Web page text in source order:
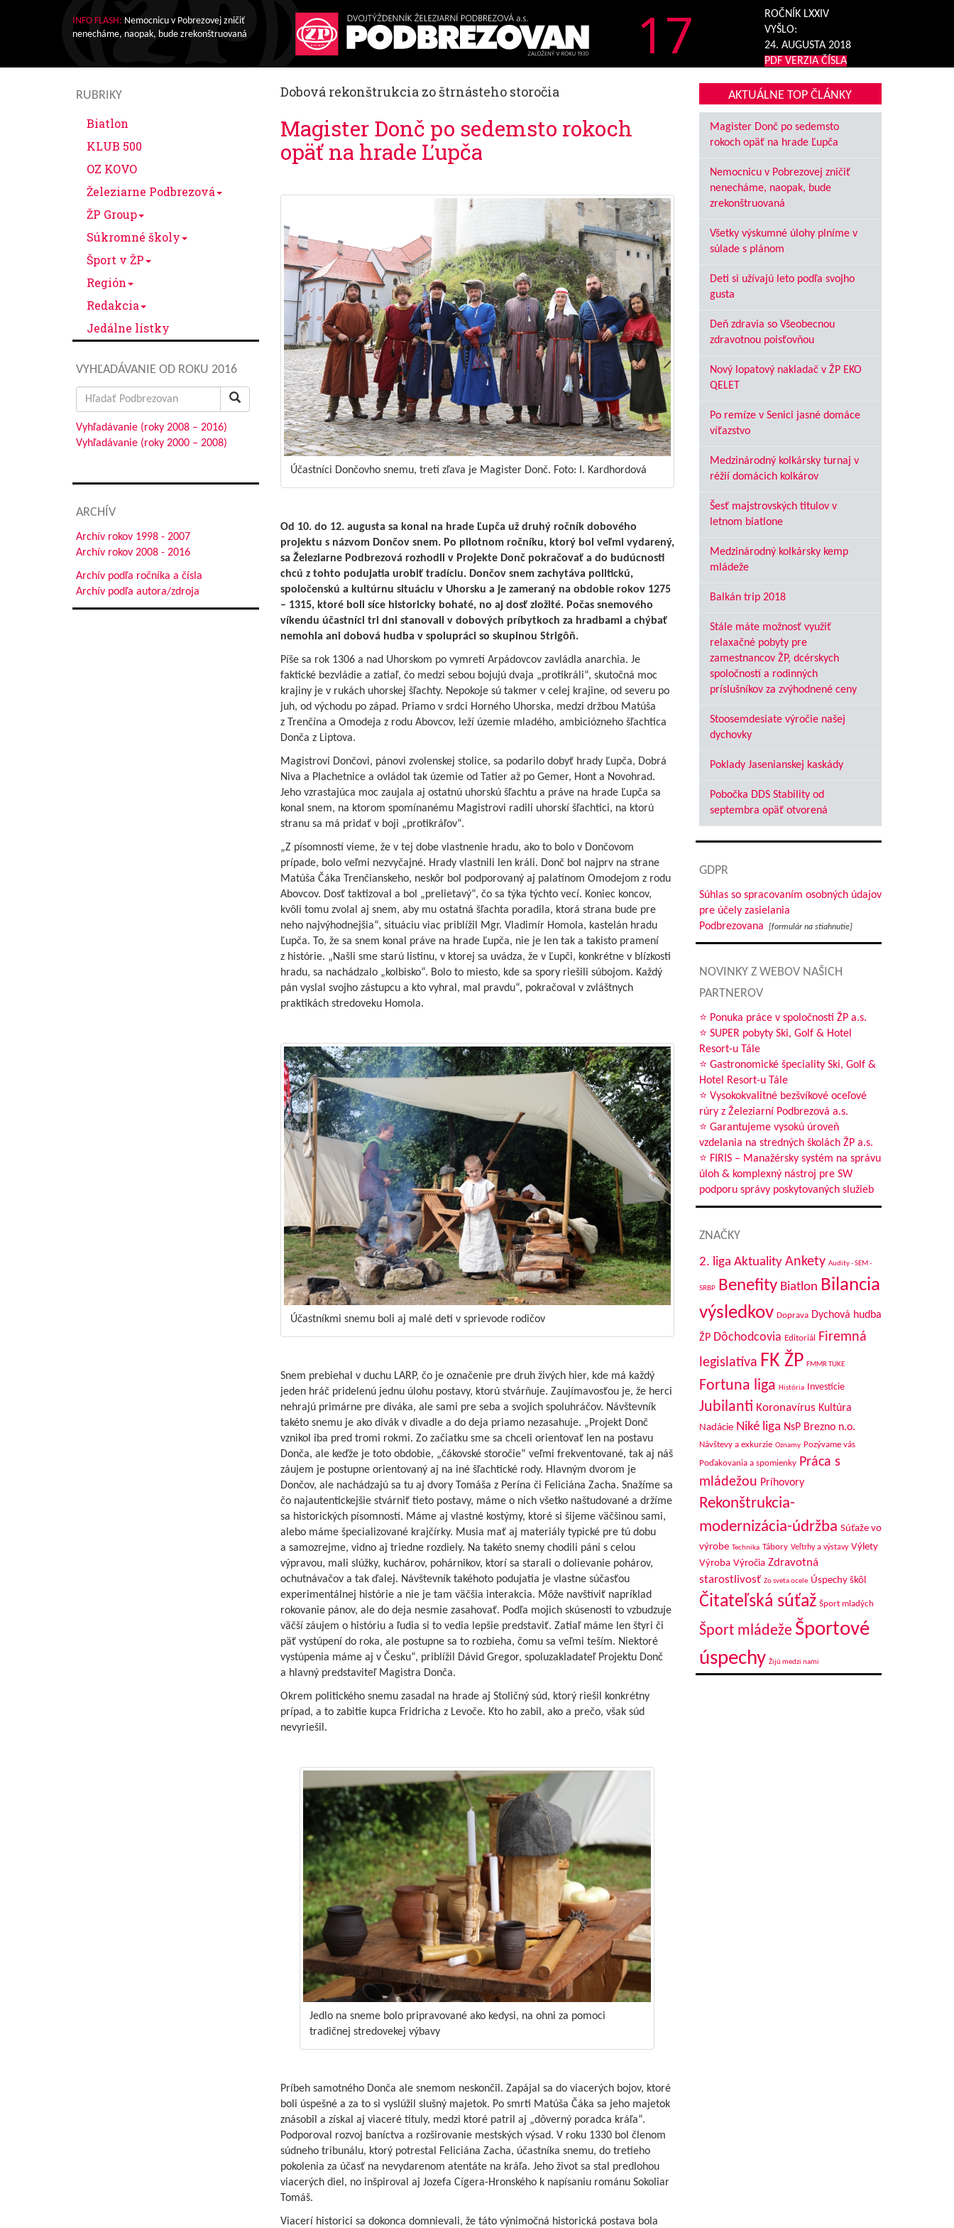
INFO FLASH: Nemocnicu v Pobrezovej zničiť
nenecháme, naopak, bude zrekonštruovaná
17
ROČNÍK LXXIV
VYŠLO:
24. AUGUSTA 2018
PDF VERZIA ČÍSLA
RUBRIKY
Biatlon
KLUB 500
OZ KOVO
Železiarne Podbrezová
ŽP Group
Súkromné školy
Šport v ŽP
Región
Redakcia
Jedálne lístky
VYHĽADÁVANIE OD ROKU 2016
Search
for:
Vyhľadávanie (roky 2008 – 2016)
Vyhľadávanie (roky 2000 – 2008)
ARCHÍV
Archív rokov 1998 - 2007
Archív rokov 2008 - 2016
Archív podľa ročníka a čísla
Archív podľa autora/zdroja
Dobová rekonštrukcia zo štrnásteho storočia
Magister Donč po sedemsto rokoch
opäť na hrade Ľupča
Účastníci Dončovho snemu, tretí zľava je Magister Donč. Foto: I. Kardhordová
Od 10. do 12. augusta sa konal na hrade Ľupča už druhý ročník dobového
projektu s názvom Dončov snem. Po pilotnom ročníku, ktorý bol veľmi vydarený,
sa Železiarne Podbrezová rozhodli v Projekte Donč pokračovať a do budúcnosti
chcú z tohto podujatia urobiť tradíciu. Dončov snem zachytáva politickú,
spoločenskú a kultúrnu situáciu v Uhorsku a je zameraný na obdobie rokov 1275
– 1315, ktoré boli síce historicky bohaté, no aj dosť zložité. Počas snemového
víkendu účastníci tri dni stanovali v dobových príbytkoch za hradbami a chýbať
nemohla ani dobová hudba v spolupráci so skupinou Strigôň.
Píše sa rok 1306 a nad Uhorskom po vymretí Arpádovcov zavládla anarchia. Je
faktické bezvládie a zatiaľ, čo medzi sebou bojujú dvaja „protikráli“, skutočná moc
krajiny je v rukách uhorskej šľachty. Nepokoje sú takmer v celej krajine, od severu po
juh, od východu po západ. Priamo v srdci Horného Uhorska, medzi držbou Matúša
z Trenčína a Omodeja z rodu Abovcov, leží územie mladého, ambiciózneho šľachtica
Donča z Liptova.
Magistrovi Dončovi, pánovi zvolenskej stolice, sa podarilo dobyť hrady Ľupča, Dobrá
Niva a Plachetnice a ovládol tak územie od Tatier až po Gemer, Hont a Novohrad.
Jeho vzrastajúca moc zaujala aj ostatnú uhorskú šľachtu a práve na hrade Ľupča sa
konal snem, na ktorom spomínanému Magistrovi radili uhorskí šľachtici, na ktorú
stranu sa má pridať v boji „protikráľov“.
„Z písomností vieme, že v tej dobe vlastnenie hradu, ako to bolo v Dončovom
prípade, bolo veľmi nezvyčajné. Hrady vlastnili len králi. Donč bol najprv na strane
Matúša Čáka Trenčianskeho, neskôr bol podporovaný aj palatínom Omodejom z rodu
Abovcov. Dosť taktizoval a bol „prelietavý“, čo sa týka týchto vecí. Koniec koncov,
kvôli tomu zvolal aj snem, aby mu ostatná šľachta poradila, ktorá strana bude pre
neho najvýhodnejšia“, situáciu viac priblížil Mgr. Vladimír Homola, kastelán hradu
Ľupča. To, že sa snem konal práve na hrade Ľupča, nie je len tak a takisto pramení
z histórie. „Našli sme starú listinu, v ktorej sa uvádza, že v Ľupči, konkrétne v blízkosti
hradu, sa nachádzalo „kolbisko“. Bolo to miesto, kde sa spory riešili súbojom. Každý
pán vyslal svojho zástupcu a kto vyhral, mal pravdu“, pokračoval v zvláštnych
praktikách stredoveku Homola.
Účastníkmi snemu boli aj malé deti v sprievode rodičov
Snem prebiehal v duchu LARP, čo je označenie pre druh živých hier, kde má každý
jeden hráč pridelenú jednu úlohu postavy, ktorú stvárňuje. Zaujímavosťou je, že herci
nehrajú primárne pre diváka, ale sami pre seba a svojich spoluhráčov. Návštevník
takéto snemu je ako divák v divadle a do deja priamo nezasahuje. „Projekt Donč
vznikol iba pred tromi rokmi. Zo začiatku sme sa chceli orientovať len na postavu
Donča, ale keďže je toto obdobie, „čákovské storočie“ veľmi frekventované, tak aj náš
záujem je postupne orientovaný aj na iné šľachtické rody. Hlavným dvorom je
Dončov, ale nachádzajú sa tu aj dvory Tomáša z Perína či Feliciána Zacha. Snažíme sa
čo najautentickejšie stvárniť tieto postavy, máme o nich všetko naštudované a držíme
sa historických písomností. Máme aj vlastné kostýmy, ktoré si šijeme väčšinou sami,
alebo máme špecializované krajčírky. Musia mať aj materiály typické pre tú dobu
a samozrejme, vidno aj triedne rozdiely. Na takéto snemy chodili páni s celou
výpravou, mali slúžky, kuchárov, pohárnikov, ktorí sa starali o dolievanie pohárov,
ochutnávačov a tak ďalej. Návštevník takéhoto podujatia je vlastne súčasťou
experimentálnej histórie a nie je tam väčšia interakcia. Môže navštíviť napríklad
rokovanie pánov, ale do deja nesmie zasahovať. Podľa mojich skúsenosti to vzbudzuje
väčší záujem o históriu a ľudia si to vedia lepšie predstaviť. Zatiaľ máme len štyri či
päť vystúpení do roka, ale postupne sa to rozbieha, čomu sa veľmi teším. Niektoré
vystúpenia máme aj v Česku“, priblížil Dávid Gregor, spoluzakladateľ Projektu Donč
a hlavný predstaviteľ Magistra Donča.
Okrem politického snemu zasadal na hrade aj Stoličný súd, ktorý riešil konkrétny
prípad, a to zabitie kupca Fridricha z Levoče. Kto ho zabil, ako a prečo, však súd
nevyriešil.
Jedlo na sneme bolo pripravované ako kedysi, na ohni za pomoci
tradičnej stredovekej výbavy
Príbeh samotného Donča ale snemom neskončil. Zapájal sa do viacerých bojov, ktoré
boli úspešné a za to si vyslúžil slušný majetok. Po smrti Matúša Čáka sa jeho majetok
znásobil a získal aj viaceré tituly, medzi ktoré patril aj „dôverný poradca kráľa“.
Podporoval rozvoj baníctva a rozširovanie mestských výsad. V roku 1330 bol členom
súdneho tribunálu, ktorý potrestal Feliciána Zacha, účastníka snemu, do tretieho
pokolenia za účasť na nevydarenom atentáte na kráľa. Jeho život sa stal predlohou
viacerých diel, no inšpiroval aj Jozefa Cígera-Hronského k napísaniu románu Sokoliar
Tomáš.
Viacerí historici sa dokonca domnievali, že táto výnimočná historická postava bola
AKTUÁLNE TOP ČLÁNKY
Magister Donč po sedemsto
rokoch opäť na hrade Ľupča
Nemocnicu v Pobrezovej zničiť
nenecháme, naopak, bude
zrekonštruovaná
Všetky výskumné úlohy plníme v
súlade s plánom
Deti si užívajú leto podľa svojho
gusta
Deň zdravia so Všeobecnou
zdravotnou poisťovňou
Nový lopatový nakladač v ŽP EKO
QELET
Po remíze v Senici jasné domáce
víťazstvo
Medzinárodný kolkársky turnaj v
réžií domácich kolkárov
Šesť majstrovských titulov v
letnom biatlone
Medzinárodný kolkársky kemp
mládeže
Balkán trip 2018
Stále máte možnosť využiť
relaxačné pobyty pre
zamestnancov ŽP, dcérskych
spoločností a rodinných
príslušníkov za zvýhodnené ceny
Stoosemdesiate výročie našej
dychovky
Poklady Jasenianskej kaskády
Pobočka DDS Stability od
septembra opäť otvorená
GDPR
Súhlas so spracovaním osobných údajov
pre účely zasielania
Podbrezovana
[formulár na stiahnutie]
NOVINKY Z WEBOV NAŠICH
PARTNEROV
⭐ Ponuka práce v spoločnosti ŽP a.s.
⭐ SUPER pobyty Ski, Golf & Hotel
Resort-u Tále
⭐ Gastronomické špeciality Ski, Golf &
Hotel Resort-u Tále
⭐ Vysokokvalitné bezšvíkové oceľové
rúry z Železiarní Podbrezová a.s.
⭐ Garantujeme vysokú úroveň
vzdelania na stredných školách ŽP a.s.
⭐ FIRIS – Manažérsky systém na správu
úloh & komplexný nástroj pre SW
podporu správy poskytovaných služieb
ZNAČKY
2. liga Aktuality Ankety Audity - SEM -
SRBP Benefity Biatlon Bilancia
výsledkov Doprava Dychová hudba
ŽP Dôchodcovia Editoriál
Firemná
legislatíva FK ŽP FMMR TUKE
Fortuna liga História Investície
Jubilanti Koronavírus Kultúra
Nadácie Niké liga NsP Brezno n.o.
Návštevy a exkurzie Oznamy Pozývame vás
Poďakovania a spomienky Práca s
mládežou Príhovory
Rekonštrukcia-
modernizácia-údržba Súťaže vo
výrobe Technika Tábory Veľtrhy a výstavy Výlety
Výroba Výročia Zdravotná
starostlivosť Zo sveta ocele Úspechy škôl
Čitateľská súťaž Šport mladých
Šport mládeže Športové
úspechy Žijú medzi nami